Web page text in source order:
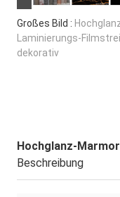
Großes Bild :
Laminierungs-
dekorativ
Hochglanz-
Beschreibung